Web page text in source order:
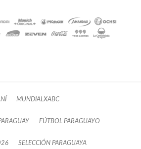
MUNDIALXABC
FÚTBOL PARAGUAYO
SELECCIÓN PARAGUAYA